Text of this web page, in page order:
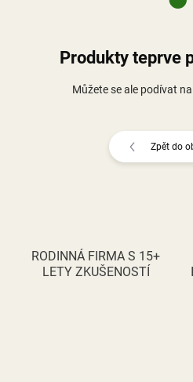
Produkty teprve
Můžete se ale podívat
Zpět do
RODINNÁ FIRMA S 15+
LETY ZKUŠENOSTÍ